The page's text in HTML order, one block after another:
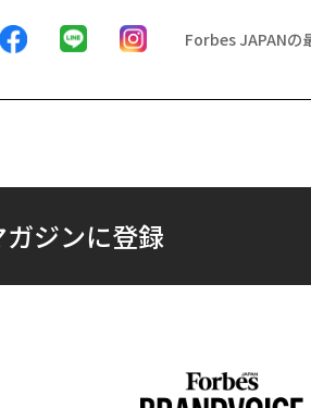
Forbes JAPANの
ジンに登録